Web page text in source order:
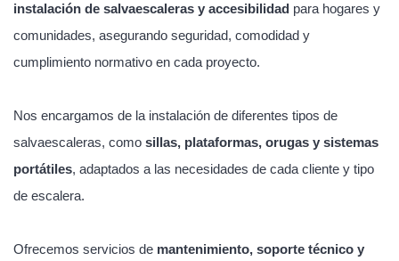
instalación de salvaescaleras y accesibilidad para hogares y
comunidades, asegurando seguridad, comodidad y
cumplimiento normativo en cada proyecto.
Nos encargamos de la instalación de diferentes tipos de
salvaescaleras, como sillas, plataformas, orugas y sistemas
portátiles, adaptados a las necesidades de cada cliente y tipo
de escalera.
Ofrecemos servicios de mantenimiento, soporte técnico y